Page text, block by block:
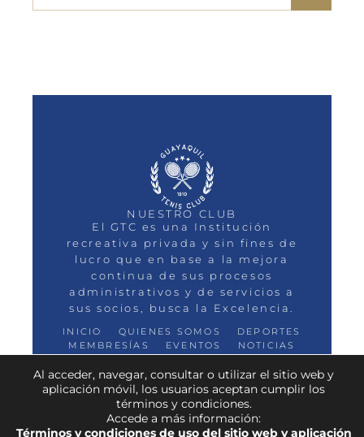
NUESTRO CLUB
El GTC es una Institución
recreativa privada y sin fines de
lucro que en base a la mejora
continua de sus procesos
administrativos y de servicios a
sus socios, busca la Excelencia.
INICIO QUIENES SOMOS
DEPORTES
MEMBRESÍAS
EVENTOS
NOTICIAS
CONTACTO
TODOS LOS DERECHOS RESERVADOS
Al acceder, navegar, consultar o utilizar el sitio web y
aplicación móvil, los usuarios aceptan cumplir los
términos y condiciones.
Accede a más información:
Términos y condiciones de uso del sitio web y aplicación